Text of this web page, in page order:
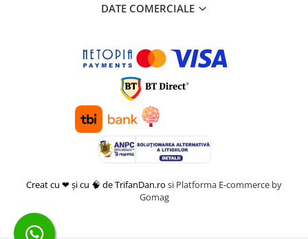
DATE COMERCIALE
Creat cu ❤ și cu 🧠 de TrifanDan.ro si Platforma E-commerce by
Gomag